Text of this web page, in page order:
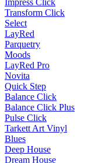
Impress Click
Transform Click
Select
LayRed
Parquetry
Moods
LayRed Pro
Novita
Quick Step
Balance Click
Balance Click Plus
Pulse Click
Tarkett Art Vinyl
Blues
Deep House
Dream House